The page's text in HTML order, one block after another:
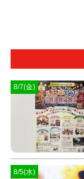
8/7(金)
8/5(水)